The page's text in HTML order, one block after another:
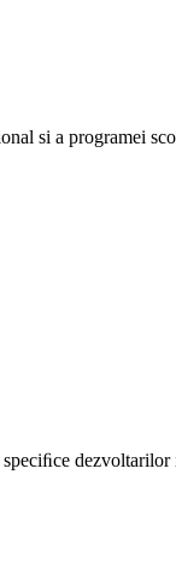
si a programei